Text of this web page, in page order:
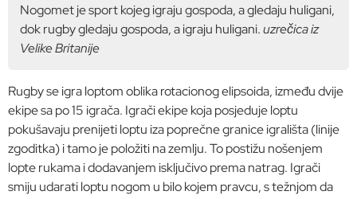
Nogomet je sport kojeg igraju gospoda, a gledaju huligani,
dok rugby gledaju gospoda, a igraju huligani.uzrečica iz
Velike Britanije
Rugby se igra loptom oblika rotacionog elipsoida, između dvije
ekipe sa po 15 igrača. Igrači ekipe koja posjeduje loptu
pokušavaju prenijeti loptu iza poprečne granice igrališta (linije
zgoditka) i tamo je položiti na zemlju. To postižu nošenjem
lopte rukama i dodavanjem isključivo prema natrag. Igrači
smiju udarati loptu nogom u bilo kojem pravcu, s težnjom da